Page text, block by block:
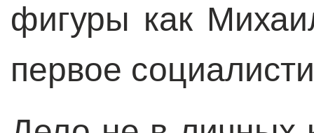
фигуры как
первое